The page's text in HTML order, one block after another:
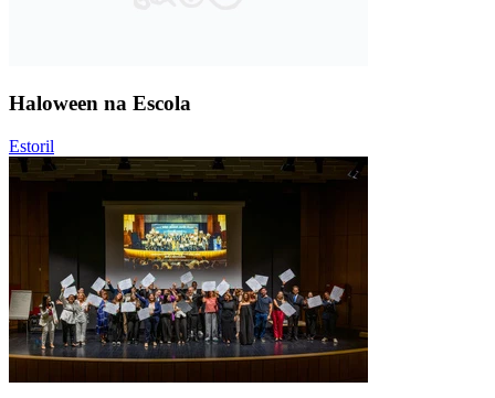
Haloween na Escola
Estoril